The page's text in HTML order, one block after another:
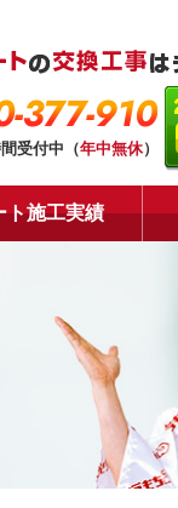
377-910
受付中（年中無休）
ト施工実績